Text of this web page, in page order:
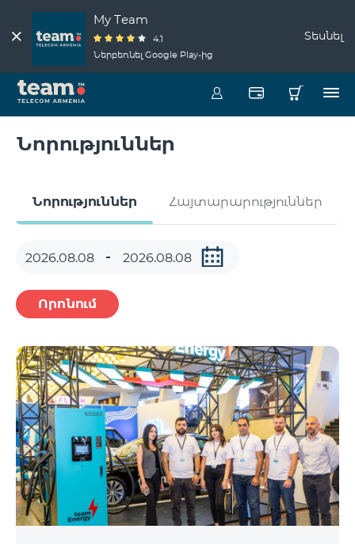
My Team
4.1
Ներբեռնել Google Play-ից
Տեսնել
Նորություններ
Նորություններ Հայտարարություններ
Որոնում